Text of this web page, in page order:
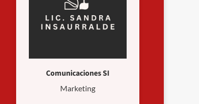
Comunicaciones SI
Marketing